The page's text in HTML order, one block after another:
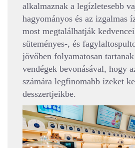
alkalmaznak a legízletesebb
hagyományos és az izgalmas
most megtalálhatják
süteményes-, és
jövőben folyamatosan
vendégek bevonásával, hogy
számára legfinomabb ízeket
desszertjeikbe.